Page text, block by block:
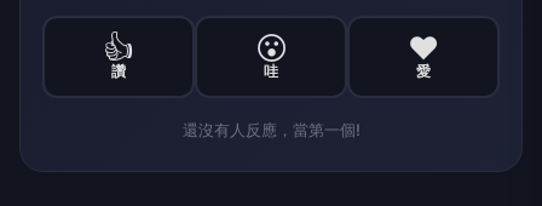
👍
讚
😮
哇
❤️
愛
還沒有人反應，當第一個!